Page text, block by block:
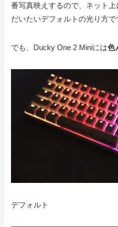
番写真映えするので、ネット
だいたいデフォルトの光り方で
でも、Ducky One 2 Miniには色
デフォルト